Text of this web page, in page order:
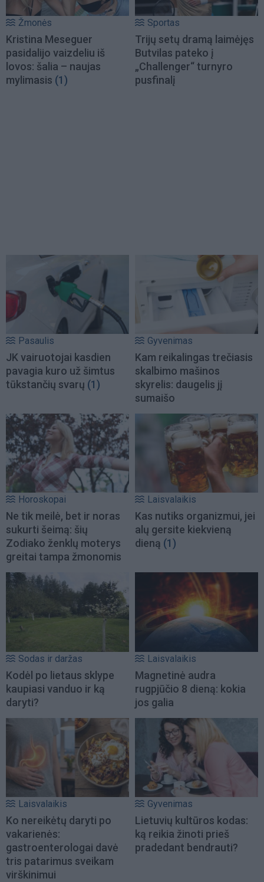
Žmonės
Kristina Meseguer
pasidalijo vaizdeliu iš
lovos: šalia – naujas
mylimasis (1)
Sportas
Trijų setų dramą laimėjęs
Butvilas pateko į
„Challenger“ turnyro
pusfinalį
Pasaulis
JK vairuotojai kasdien
pavagia kuro už šimtus
tūkstančių svarų (1)
Gyvenimas
Kam reikalingas trečiasis
skalbimo mašinos
skyrelis: daugelis jį
sumaišo
Horoskopai
Ne tik meilė, bet ir noras
sukurti šeimą: šių
Zodiako ženklų moterys
greitai tampa žmonomis
Laisvalaikis
Kas nutiks organizmui, jei
alų gersite kiekvieną
dieną (1)
Sodas ir daržas
Kodėl po lietaus sklype
kaupiasi vanduo ir ką
daryti?
Laisvalaikis
Magnetinė audra
rugpjūčio 8 dieną: kokia
jos galia
Laisvalaikis
Ko nereikėtų daryti po
vakarienės:
gastroenterologai davė
tris patarimus sveikam
virškinimui
Gyvenimas
Lietuvių kultūros kodas:
ką reikia žinoti prieš
pradedant bendrauti?